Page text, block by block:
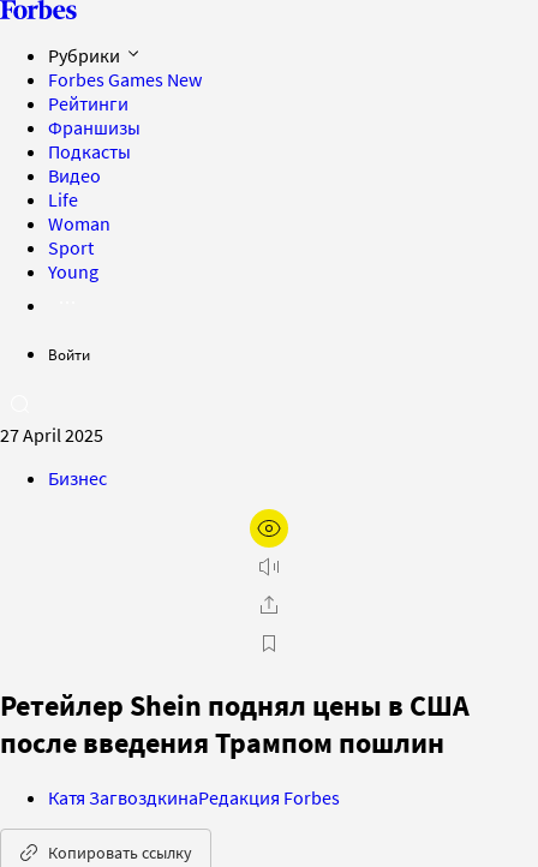
Рубрики
Forbes Games New
Рейтинги
Франшизы
Подкасты
Видео
Life
Woman
Sport
Young
Войти
27 April 2025
Бизнес
Ретейлер Shein поднял цены в США
после введения Трампом пошлин
Катя ЗагвоздкинаРедакция Forbes
Копировать ссылку